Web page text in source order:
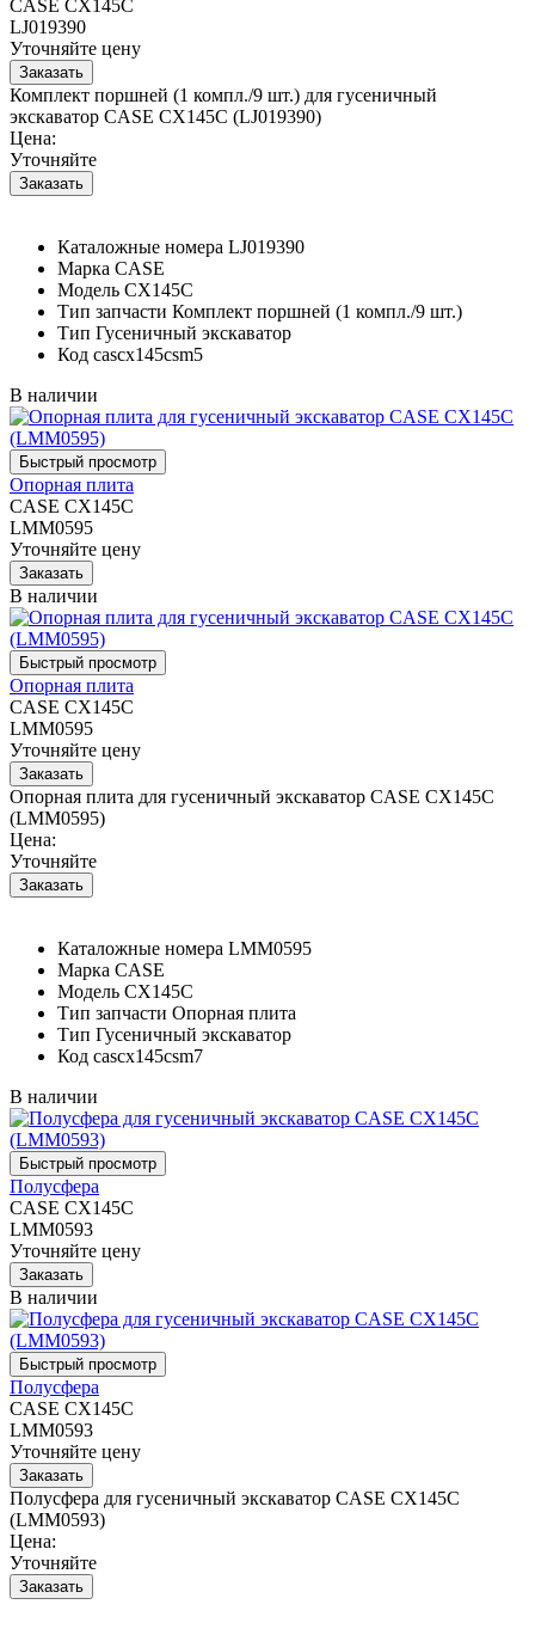
CASE CX145C
LJ019390
Уточняйте цену
Комплект поршней (1 компл./9 шт.) для гусеничный
экскаватор CASE CX145C (LJ019390)
Цена:
Уточняйте
Каталожные номера LJ019390
Марка CASE
Модель CX145C
Тип запчасти Комплект поршней (1 компл./9 шт.)
Тип Гусеничный экскаватор
Код cascx145csm5
В наличии
Опорная плита
CASE CX145C
LMM0595
Уточняйте цену
В наличии
Опорная плита
CASE CX145C
LMM0595
Уточняйте цену
Опорная плита для гусеничный экскаватор CASE CX145C
(LMM0595)
Цена:
Уточняйте
Каталожные номера LMM0595
Марка CASE
Модель CX145C
Тип запчасти Опорная плита
Тип Гусеничный экскаватор
Код cascx145csm7
В наличии
Полусфера
CASE CX145C
LMM0593
Уточняйте цену
В наличии
Полусфера
CASE CX145C
LMM0593
Уточняйте цену
Полусфера для гусеничный экскаватор CASE CX145C
(LMM0593)
Цена:
Уточняйте